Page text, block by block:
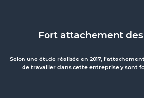
Fort attachement des
Selon une étude réalisée en 2017,
de travailler dans cette entreprise y sont